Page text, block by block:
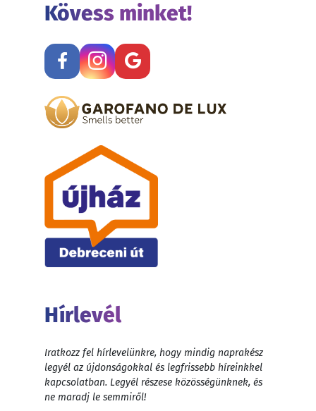
Kövess minket!
Hírlevél
Iratkozz fel hírlevelünkre, hogy mindig naprakész
legyél az újdonságokkal és legfrissebb híreinkkel
kapcsolatban. Legyél részese közösségünknek, és
ne maradj le semmiről!